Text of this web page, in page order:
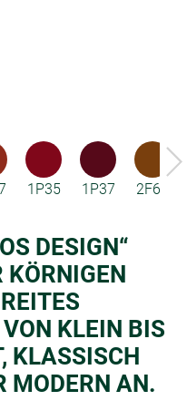
1P35 1P37 2F68
DESIGN“
KÖRNIGEN
KLEIN BIS
O
AN.